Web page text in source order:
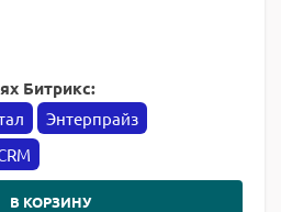
Битрикс:
Энтерпрайз
В КОРЗИНУ